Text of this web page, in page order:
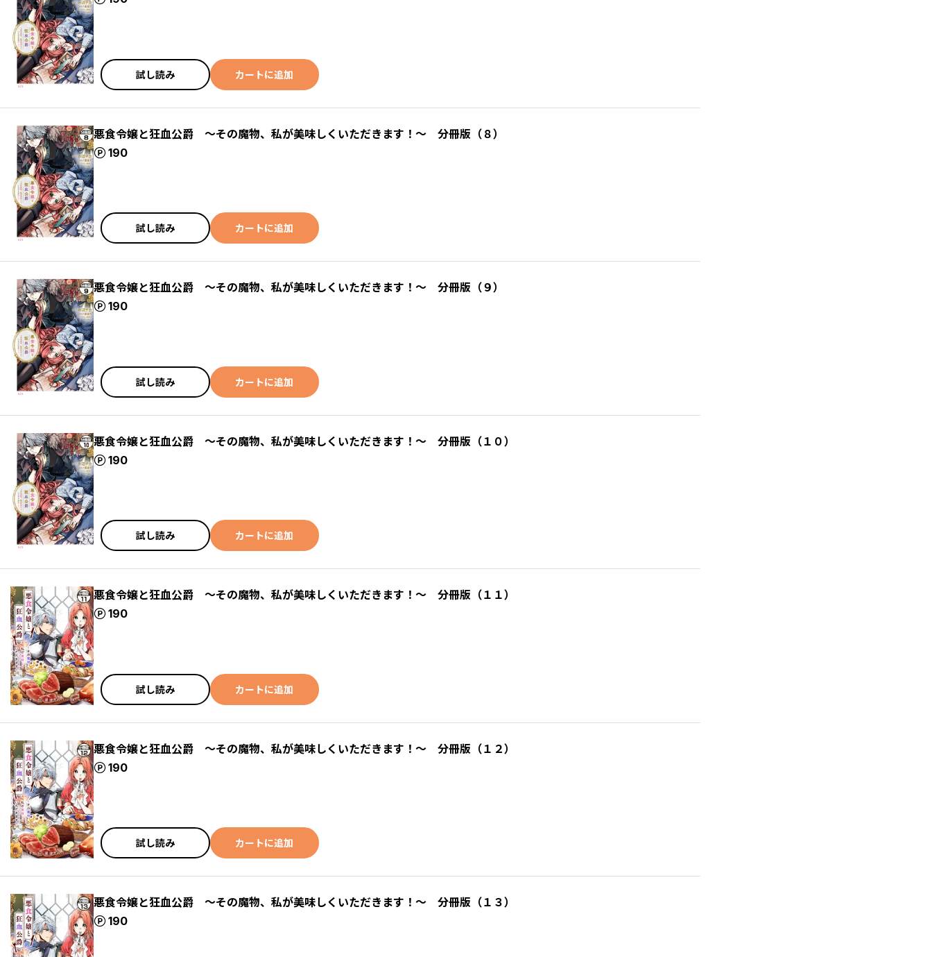
試し読み カートに追加
悪食令嬢と狂血公爵 ～その魔物、私が美味しくいただきます！～ 分冊版（８）
190
ポイント
試し読み カートに追加
悪食令嬢と狂血公爵 ～その魔物、私が美味しくいただきます！～ 分冊版（９）
190
ポイント
試し読み カートに追加
悪食令嬢と狂血公爵 ～その魔物、私が美味しくいただきます！～ 分冊版（１０）
190
ポイント
試し読み カートに追加
悪食令嬢と狂血公爵 ～その魔物、私が美味しくいただきます！～ 分冊版（１１）
190
ポイント
試し読み カートに追加
悪食令嬢と狂血公爵 ～その魔物、私が美味しくいただきます！～ 分冊版（１２）
190
ポイント
試し読み カートに追加
悪食令嬢と狂血公爵 ～その魔物、私が美味しくいただきます！～ 分冊版（１３）
190
ポイント